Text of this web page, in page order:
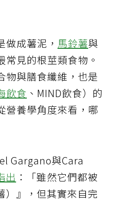
成薯泥， 馬鈴薯與
常見的根莖類食物。
物與膳食纖維，也是
飲食 、MIND飲食）的
營養學角度來看，哪
Gargano與Cara
出 ：「雖然它們都被
）』，但其實來自完